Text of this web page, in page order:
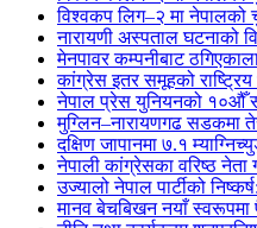
विश्वकप लिग–२ मा नेपालको
नारायणी अस्पताल घटनाको
मेनपावर कम्पनीबाट
कांग्रेस इतर समूहको राष्ट्रिय
नेपाल प्रेस युनियनको १०औँ
मुग्लिन–नारायणगढ सडकमा
दक्षिण जापानमा ७.१
नेपाली कांग्रेसका वरिष्ठ नेता
उज्यालो नेपाल पार्टीको
मानव बेचबिखन नयाँ स्वरूपमा